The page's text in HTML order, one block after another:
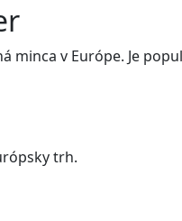
minca v Európe. Je
trh.